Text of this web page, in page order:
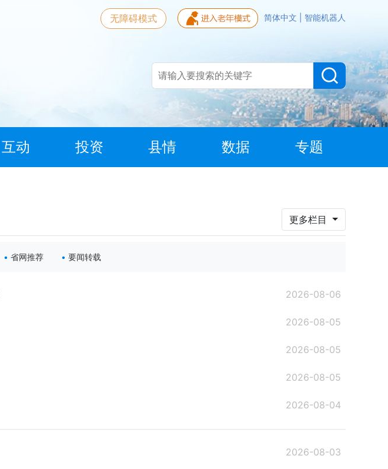
简体中文 智能机器人
无障碍模式
互动 投资 县情 数据 专题
更多栏目
省网推荐 要闻转载
2026-08-06
2026-08-05
2026-08-05
2026-08-05
2026-08-04
2026-08-03